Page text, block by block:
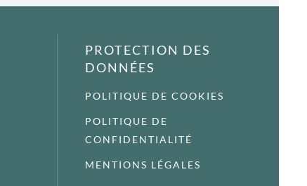
PROTECTION DES
DONNÉES
POLITIQUE DE COOKIES
POLITIQUE DE
CONFIDENTIALITÉ
MENTIONS LÉGALES